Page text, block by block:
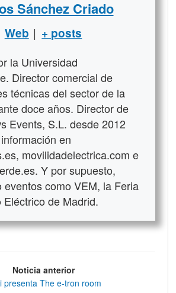
Sánchez Criado
Web | + posts
la Universidad
Director comercial de
técnicas del sector de la
doce años. Director de
Events, S.L. desde 2012
en
movilidadelectrica.com e
Y por supuesto,
eventos como VEM, la Feria
de Madrid.
Noticia anterior
presenta The e-tron room